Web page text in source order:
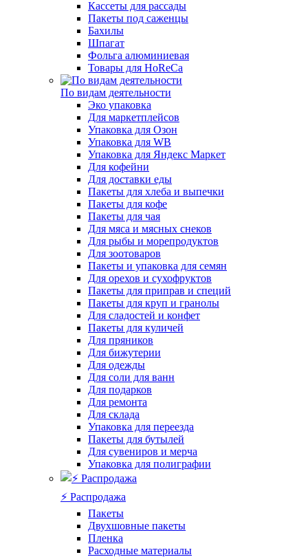
Кассеты для рассады
Пакеты под саженцы
Бахилы
Шпагат
Фольга алюминиевая
Товары для HoReCa
По видам деятельности
Эко упаковка
Для маркетплейсов
Упаковка для Озон
Упаковка для WB
Упаковка для Яндекс Маркет
Для кофейни
Для доставки еды
Пакеты для хлеба и выпечки
Пакеты для кофе
Пакеты для чая
Для мяса и мясных снеков
Для рыбы и морепродуктов
Для зоотоваров
Пакеты и упаковка для семян
Для орехов и сухофруктов
Пакеты для приправ и специй
Пакеты для круп и гранолы
Для сладостей и конфет
Пакеты для куличей
Для пряников
Для бижутерии
Для одежды
Для соли для ванн
Для подарков
Для ремонта
Для склада
Упаковка для переезда
Пакеты для бутылей
Для сувениров и мерча
Упаковка для полиграфии
⚡️ Распродажа
Пакеты
Двухшовные пакеты
Пленка
Расходные материалы